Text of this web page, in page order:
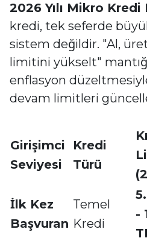
2026 Yılı Mikro
kredi, tek seferde
sistem değildir. "Al,
limitini yükselt"
enflasyon
devam limitleri
Girişimci
Seviyesi
Kredi
Türü
İlk Kez
Başvuran
Temel
Kredi
-